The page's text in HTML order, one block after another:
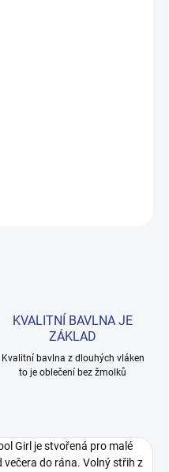
KVALITNÍ BAVLNA JE
ZÁKLAD
Kvalitní bavlna z dlouhých vláken
to je oblečení bez žmolků
Girl je stvořená pro malé
večera do rána. Volný střih z